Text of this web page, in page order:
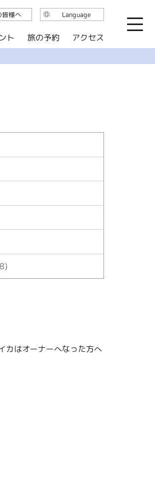
カはオーナーへなった方へ
ト 旅の予約 アクセス
皆様へ Language
English
简体中文